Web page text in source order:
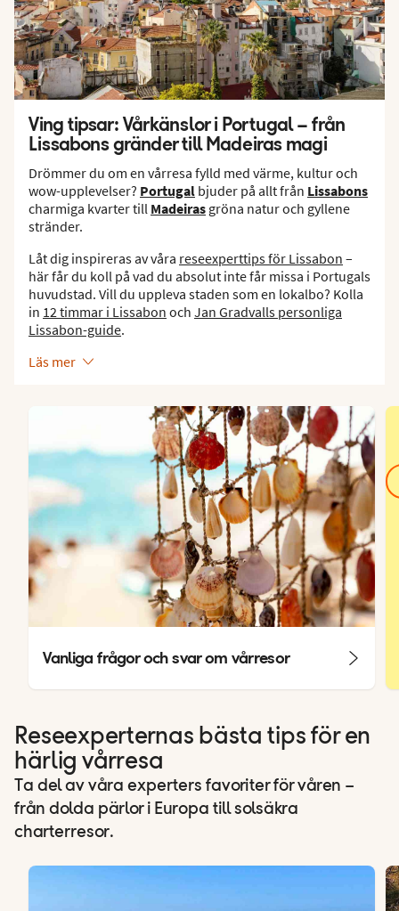
Ving tipsar: Vårkänslor i Portugal – från
Lissabons gränder till Madeiras magi
Drömmer du om en vårresa fylld med värme, kultur och
wow-upplevelser? Portugal bjuder på allt från Lissabons
charmiga kvarter till Madeiras gröna natur och gyllene
stränder.
Låt dig inspireras av våra reseexperttips för Lissabon –
här får du koll på vad du absolut inte får missa i Portugals
huvudstad. Vill du uppleva staden som en lokalbo? Kolla
in 12 timmar i Lissabon och Jan Gradvalls personliga
Lissabon-guide.
Läs mer
Vanliga frågor och svar om vårresor
Reseexperternas bästa tips för en
härlig vårresa
Ta del av våra experters favoriter för våren –
från dolda pärlor i Europa till solsäkra
charterresor.